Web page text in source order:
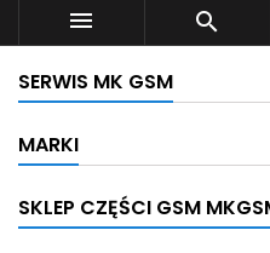
 
SERWIS MK GSM
MARKI
SKLEP CZĘŚCI GSM